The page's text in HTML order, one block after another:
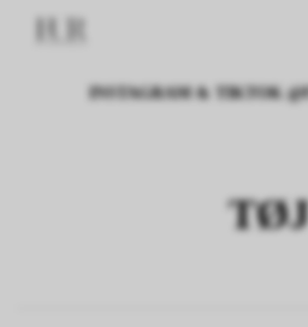
INSTAGRAM & TIKTOK
TØJ